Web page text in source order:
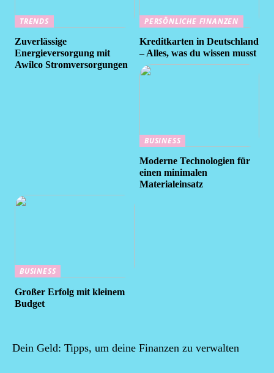
TRENDS
Zuverlässige
Energieversorgung mit
Awilco Stromversorgungen
PERSÖNLICHE FINANZEN
Kreditkarten in Deutschland
– Alles, was du wissen musst
BUSINESS
Moderne Technologien für
einen minimalen
Materialeinsatz
BUSINESS
Großer Erfolg mit kleinem
Budget
Dein Geld: Tipps, um deine Finanzen zu verwalten